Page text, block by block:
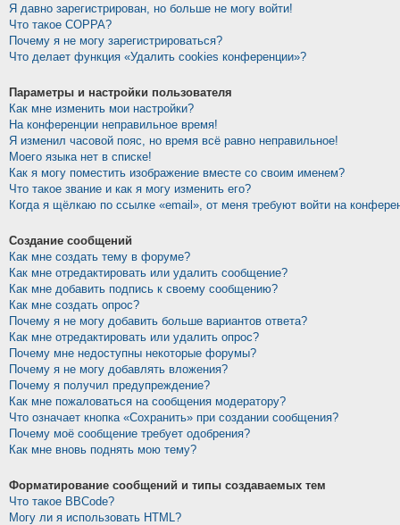
Я давно зарегистрирован, но больше не могу войти!
Что такое COPPA?
Почему я не могу зарегистрироваться?
Что делает функция «Удалить cookies конференции»?
Параметры и настройки пользователя
Как мне изменить мои настройки?
На конференции неправильное время!
Я изменил часовой пояс, но время всё равно неправильное!
Моего языка нет в списке!
Как я могу поместить изображение вместе со своим именем?
Что такое звание и как я могу изменить его?
Когда я щёлкаю по ссылке «email», от меня требуют войти на
Создание сообщений
Как мне создать тему в форуме?
Как мне отредактировать или удалить сообщение?
Как мне добавить подпись к своему сообщению?
Как мне создать опрос?
Почему я не могу добавить больше вариантов ответа?
Как мне отредактировать или удалить опрос?
Почему мне недоступны некоторые форумы?
Почему я не могу добавлять вложения?
Почему я получил предупреждение?
Как мне пожаловаться на сообщения модератору?
Что означает кнопка «Сохранить» при создании сообщения?
Почему моё сообщение требует одобрения?
Как мне вновь поднять мою тему?
Форматирование сообщений и типы создаваемых тем
Что такое BBCode?
Могу ли я использовать HTML?